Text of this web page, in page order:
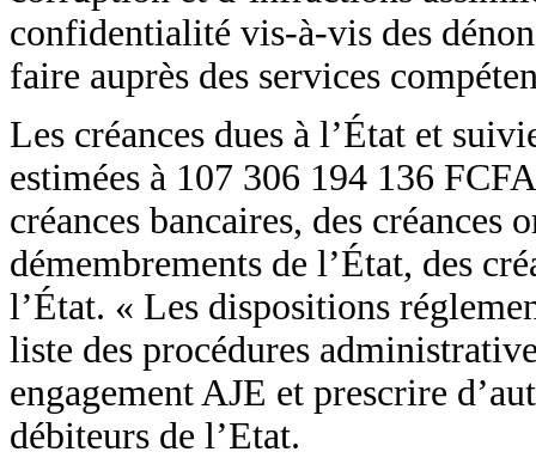
confidentialité vis-à-vis des
faire auprès des services
Les créances dues à l’État et
estimées à 107 306 194 136
créances bancaires, des créances
démembrements de l’État, des
l’État. « Les dispositions
liste des procédures
engagement AJE et prescrire
débiteurs de l’Etat.